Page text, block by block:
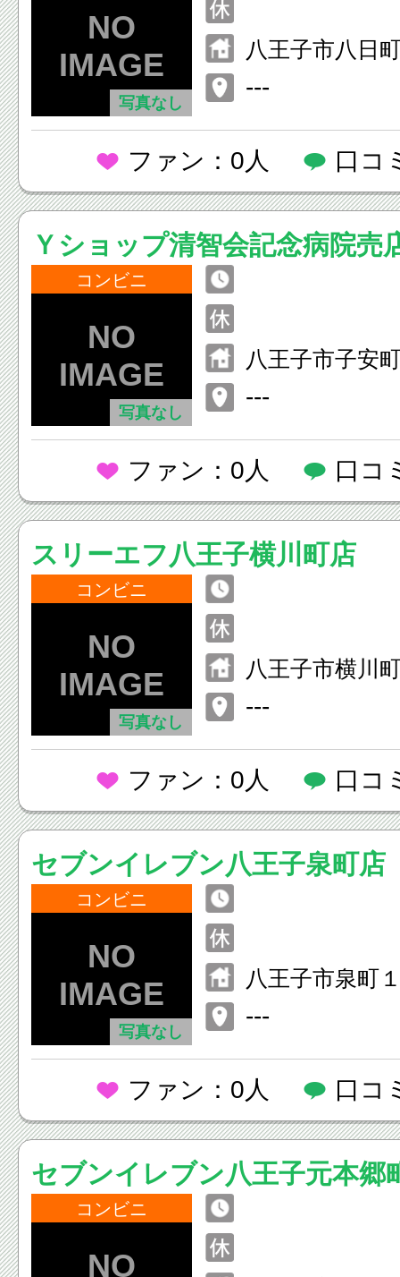
写真なし
八王子市八日
---
ファン：0人 口コ
Ｙショップ清智会記念病院売
コンビニ
写真なし
八王子市子安
---
ファン：0人 口コ
スリーエフ八王子横川町店
コンビニ
写真なし
八王子市横川
---
ファン：0人 口コ
セブンイレブン八王子泉町店
コンビニ
写真なし
八王子市泉町
---
ファン：0人 口コ
セブンイレブン八王子元本郷
コンビニ